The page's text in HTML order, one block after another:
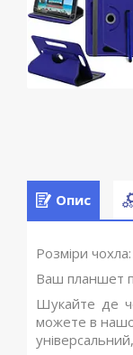
Опис
Розміри
Ваш планшет
Шукайте де
можете в